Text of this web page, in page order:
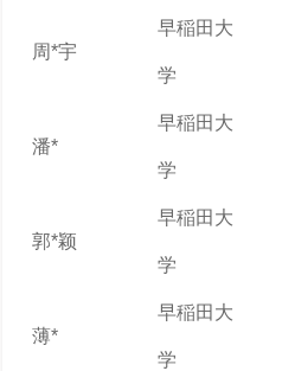
周*宇
早稲田大
学
潘*
早稲田大
学
郭*颖
早稲田大
学
薄*
早稲田大
学